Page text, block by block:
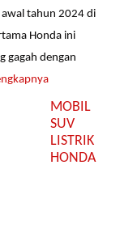
tahun 2024 di
Honda ini
gagah dengan
MOBIL
SUV
LISTRIK
HONDA